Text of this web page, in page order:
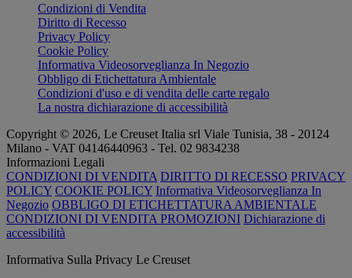
Condizioni di Vendita
Diritto di Recesso
Privacy Policy
Cookie Policy
Informativa Videosorveglianza In Negozio
Obbligo di Etichettatura Ambientale
Condizioni d'uso e di vendita delle carte regalo
La nostra dichiarazione di accessibilità
Copyright © 2026, Le Creuset Italia srl ​​Viale Tunisia, 38 - 20124
Milano - VAT 04146440963 - Tel. 02 9834238
Informazioni Legali
CONDIZIONI DI VENDITA DIRITTO DI RECESSO PRIVACY
POLICY COOKIE POLICY Informativa Videosorveglianza In
Negozio OBBLIGO DI ETICHETTATURA AMBIENTALE
CONDIZIONI DI VENDITA PROMOZIONI Dichiarazione di
accessibilità
Informativa Sulla Privacy Le Creuset